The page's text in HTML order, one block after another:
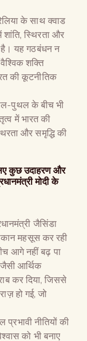
के साथ क्वाड
स्थिरता और
है। यह गठबंधन न
शक्ति
की कूटनीतिक
पुथल के बीच भी
में भारत की
और समृद्धि की
कुछ उदाहरण और
मोदी के
जैसिंडा
महसूस कर रही
आगे नहीं बढ़ पा
आर्थिक
कर दिया, जिससे
हो गई, जो
नीतियों की
को भी बनाए